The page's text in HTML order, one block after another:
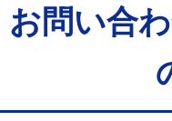
お問い合